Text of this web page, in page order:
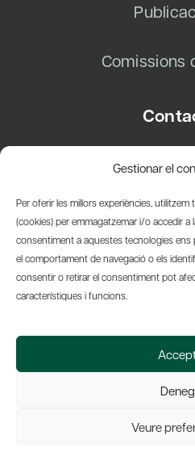
Gestionar el
Per oferir les millors experiències,
(cookies) per emmagatzemar i/o accedir a
consentiment a aquestes tecnologies
el comportament de navegació o els
consentir o retirar el consentiment pot
característiques i funcions.
Veure
Comissions
08003
Suscripció
© 2026 Societat Econòmica
Web by